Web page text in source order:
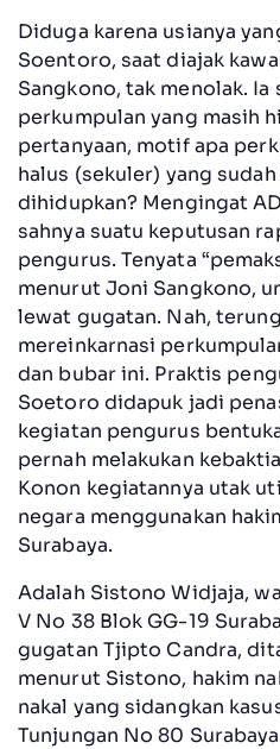
Diduga karena usianya
Soentoro, saat diajak
Sangkono, tak menolak.
perkumpulan yang masih
pertanyaan, motif apa
halus (sekuler) yang
dihidupkan? Mengingat
sahnya suatu keputusan
pengurus. Tenyata
menurut Joni Sangkono,
lewat gugatan. Nah,
mereinkarnasi
dan bubar ini. Praktis
Soetoro didapuk jadi
kegiatan pengurus
pernah melakukan
Konon kegiatannya utak
negara menggunakan
Surabaya.
Adalah Sistono Widjaja,
V No 38 Blok GG-19
gugatan Tjipto Candra,
menurut Sistono, hakim
nakal yang sidangkan
Tunjungan No 80